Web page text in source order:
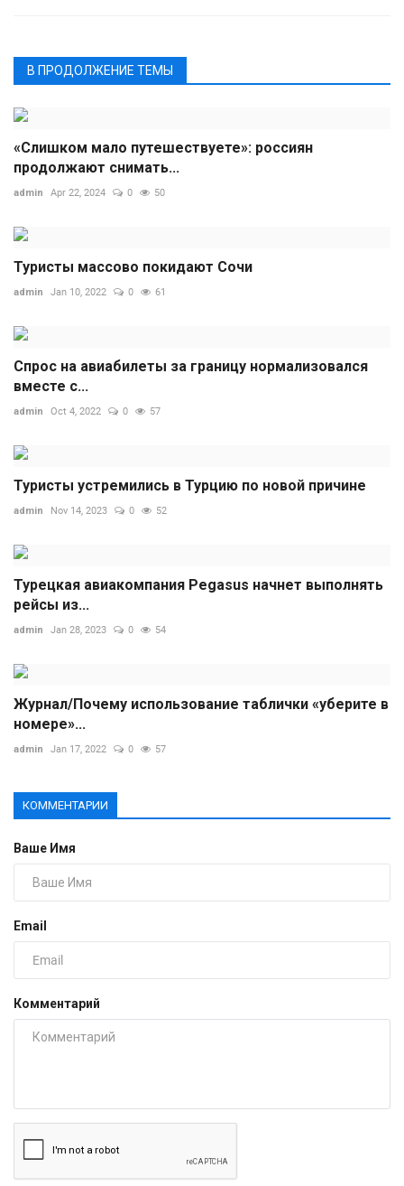
В ПРОДОЛЖЕНИЕ ТЕМЫ
«Слишком мало путешествуете»: россиян
продолжают снимать...
admin Apr 22, 2024 0 50
Туристы массово покидают Сочи
admin Jan 10, 2022 0 61
Спрос на авиабилеты за границу нормализовался
вместе с...
admin Oct 4, 2022 0 57
Туристы устремились в Турцию по новой причине
admin Nov 14, 2023 0 52
Турецкая авиакомпания Pegasus начнет выполнять
рейсы из...
admin Jan 28, 2023 0 54
Журнал/Почему использование таблички «уберите в
номере»...
admin Jan 17, 2022 0 57
КОММЕНТАРИИ
Ваше Имя
Email
Комментарий